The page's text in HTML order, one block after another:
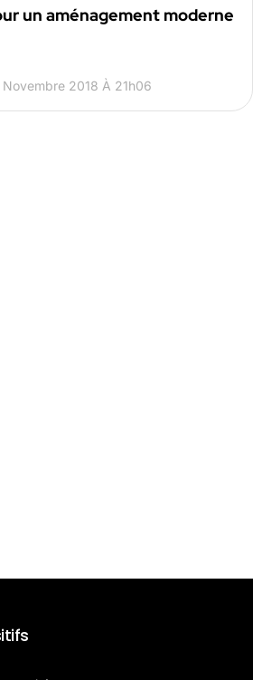
un aménagement moderne
2018 À 21h06